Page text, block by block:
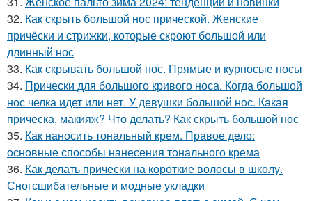
32. Как скрыть большой нос прической. Женские
причёски и стрижки, которые скроют большой или
длинный нос
33. Как скрывать большой нос. Прямые и курносые носы
34. Прически для большого кривого носа. Когда большой
нос челка идет или нет. У девушки большой нос. Какая
прическа, макияж? Что делать? Как скрыть большой нос
35. Как наносить тональный крем. Правое дело:
основные способы нанесения тонального крема
36. Как делать прически на короткие волосы в школу.
Сногсшибательные и модные укладки